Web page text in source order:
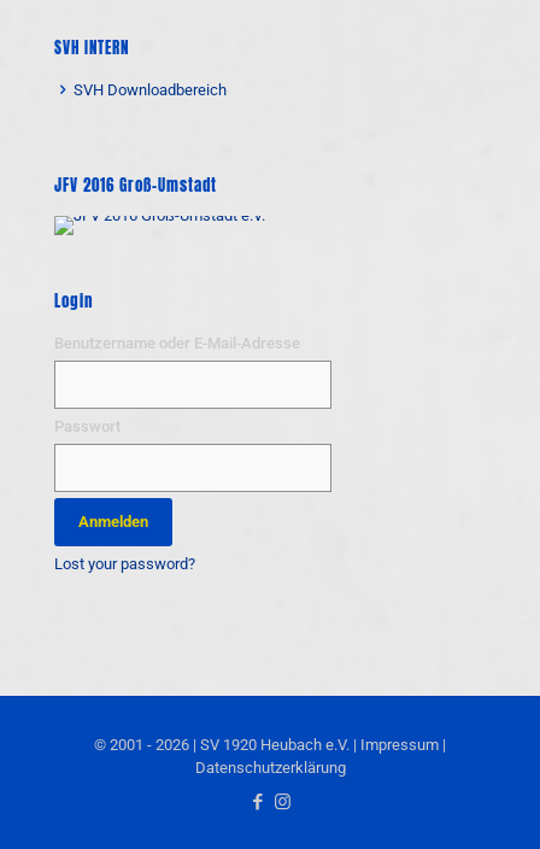
SVH INTERN
SVH Downloadbereich
JFV 2016 Groß-Umstadt
Login
Benutzername oder E-Mail-Adresse
Passwort
Lost your password?
© 2001 - 2026 | SV 1920 Heubach e.V. | Impressum |
Datenschutzerklärung